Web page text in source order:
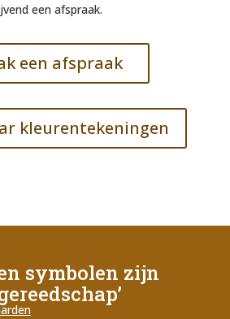
een afspraak.
een afspraak
kleurentekeningen
symbolen zijn